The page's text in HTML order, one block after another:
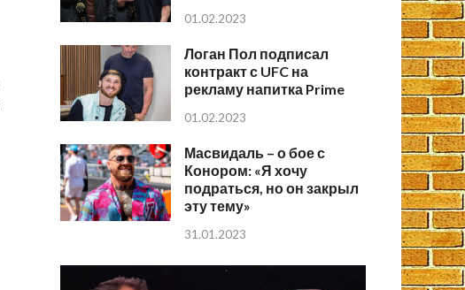
01.02.2023
Логан Пол подписал
контракт с UFC на
рекламу напитка Prime
01.02.2023
Масвидаль – о бое с
Конором: «Я хочу
подраться, но он закрыл
эту тему»
31.01.2023